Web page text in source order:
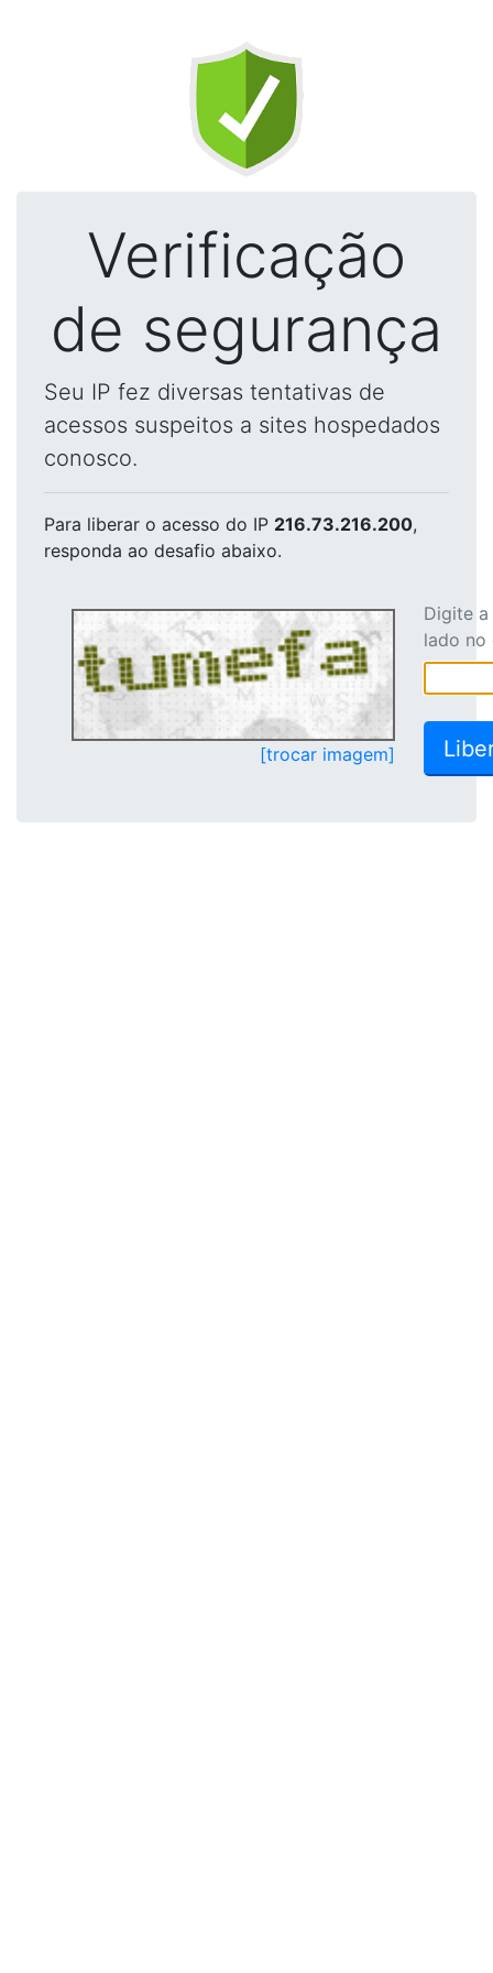
Verificação
de segurança
Seu IP fez diversas tentativas de
acessos suspeitos a sites hospedados
conosco.
Para liberar o acesso do IP 216.73.216.200,
responda ao desafio abaixo.
[trocar imagem]
Digite
lado no